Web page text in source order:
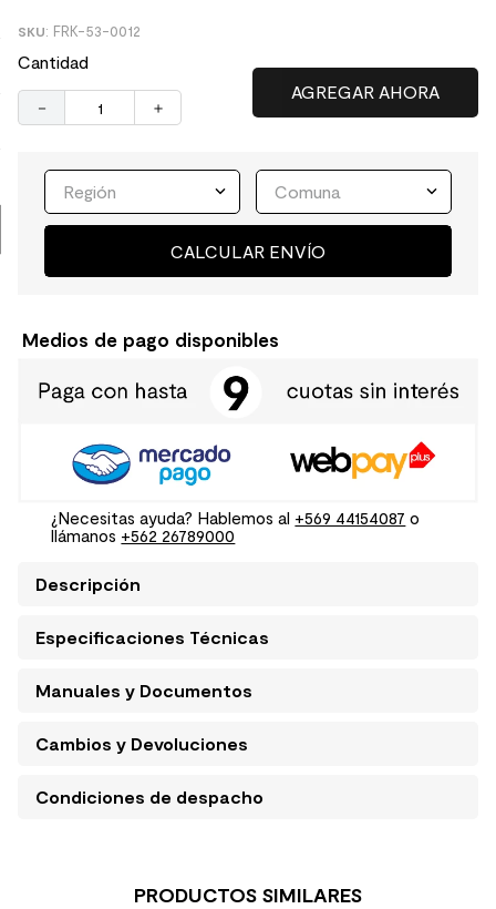
9. spc
10. columna ducha
: FRK-53-0012
Cantidad
＋
－
Región Comuna
CALCULAR ENVÍO
Medios de pago disponibles
¿Necesitas ayuda? Hablemos al +569 44154087 o
llámanos +562 26789000
Descripción
Especificaciones Técnicas
Manuales y Documentos
Cambios y Devoluciones
Condiciones de despacho
PRODUCTOS SIMILARES